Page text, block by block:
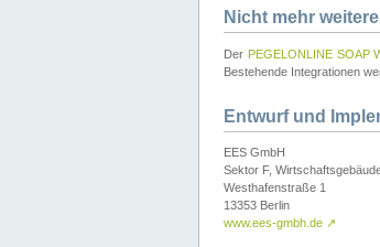
Nicht mehr
Der PEGELONLINE SOAP
Bestehende Integrationen
Entwurf und
EES GmbH
Sektor F,
Westhafenstraße 1
13353 Berlin
www.ees-gmbh.de ↗